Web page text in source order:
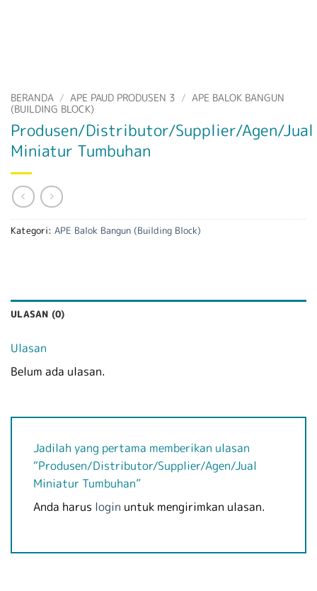
BERANDA / APE PAUD PRODUSEN 3 / APE BALOK BANGUN
(BUILDING BLOCK)
Produsen/Distributor/Supplier/Agen/Jual
Miniatur Tumbuhan
Kategori: APE Balok Bangun (Building Block)
ULASAN (0)
Ulasan
Belum ada ulasan.
Jadilah yang pertama memberikan ulasan
“Produsen/Distributor/Supplier/Agen/Jual
Miniatur Tumbuhan”
Anda harus login untuk mengirimkan ulasan.